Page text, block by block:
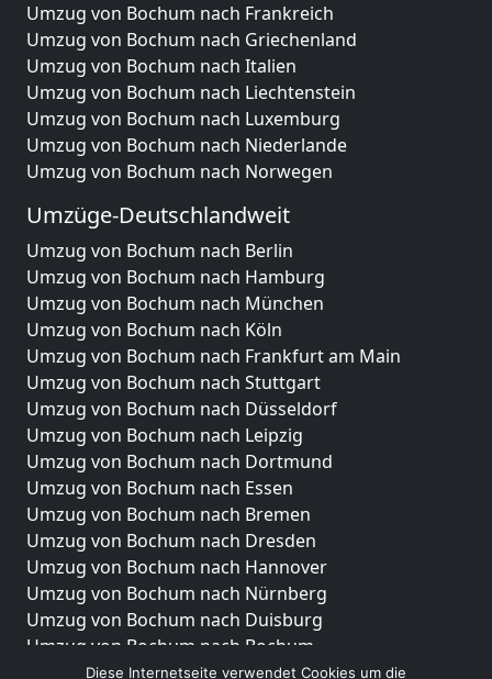
Umzug von Bochum nach Frankreich
Umzug von Bochum nach Griechenland
Umzug von Bochum nach Italien
Umzug von Bochum nach Liechtenstein
Umzug von Bochum nach Luxemburg
Umzug von Bochum nach Niederlande
Umzug von Bochum nach Norwegen
Umzüge-Deutschlandweit
Umzug von Bochum nach Berlin
Umzug von Bochum nach Hamburg
Umzug von Bochum nach München
Umzug von Bochum nach Köln
Umzug von Bochum nach Frankfurt am Main
Umzug von Bochum nach Stuttgart
Umzug von Bochum nach Düsseldorf
Umzug von Bochum nach Leipzig
Umzug von Bochum nach Dortmund
Umzug von Bochum nach Essen
Umzug von Bochum nach Bremen
Umzug von Bochum nach Dresden
Umzug von Bochum nach Hannover
Umzug von Bochum nach Nürnberg
Umzug von Bochum nach Duisburg
Umzug von Bochum nach Bochum
Umzug von Bochum nach Wuppertal
Diese Internetseite verwendet Cookies um die